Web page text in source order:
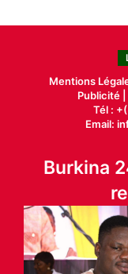
Mentions
Publicité
Tél :
Email:
Burkina